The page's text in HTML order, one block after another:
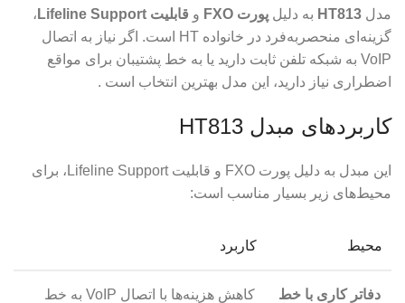
مدل HT813 به دلیل پورت FXO و قابلیت Lifeline Support
،
گزینه‌ای منحصربه‌فرد در خانواده HT است. اگر نیاز به اتصال
VoIP به شبکه تلفن ثابت دارید یا به خط پشتیبان برای مواقع
اضطراری نیاز دارید، این مدل بهترین انتخاب است .
کاربردهای مبدل HT813
این مبدل به دلیل پورت FXO و قابلیت Lifeline Support، برای
محیط‌های زیر بسیار مناسب است:
محیط کاربرد
دفاتر کاری با خط
کاهش هزینه‌ها با اتصال VoIP به خط